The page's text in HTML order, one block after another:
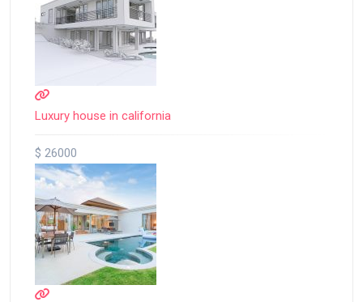
Luxury house in california
$ 26000